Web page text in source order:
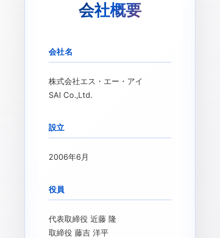
会社概要
会社名
株式会社エス・エー・アイ
SAI Co.,Ltd.
設立
2006年6月
役員
代表取締役 近藤 隆
取締役 藤吉 洋平